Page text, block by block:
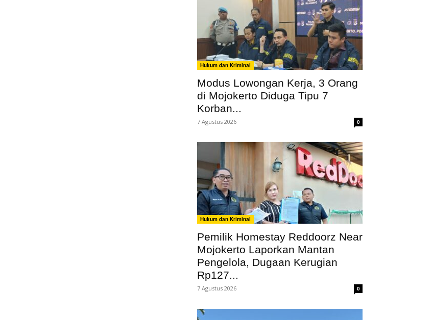
Hukum dan Kriminal
Modus Lowongan Kerja, 3 Orang
di Mojokerto Diduga Tipu 7
Korban...
7 Agustus 2026 0
Hukum dan Kriminal
Pemilik Homestay Reddoorz Near
Mojokerto Laporkan Mantan
Pengelola, Dugaan Kerugian
Rp127...
7 Agustus 2026 0